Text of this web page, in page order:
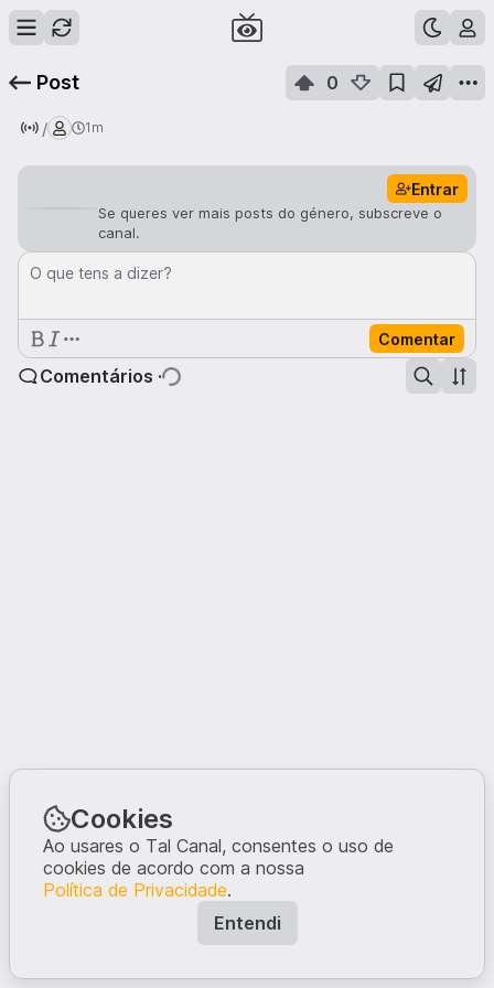
Post 0
/ 1m
Entrar
Se queres ver mais posts do género, subscreve o
canal.
O que tens a dizer?
Comentar
Comentários ·
Cookies
Ao usares o Tal Canal, consentes o uso de
cookies de acordo com a nossa
Política de Privacidade.
Entendi